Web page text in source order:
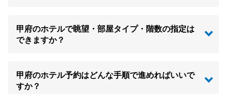
甲府のホテルで眺望・部屋タイプ・階数の指定は
できますか？
甲府のホテル予約はどんな手順で進めればいいで
すか？